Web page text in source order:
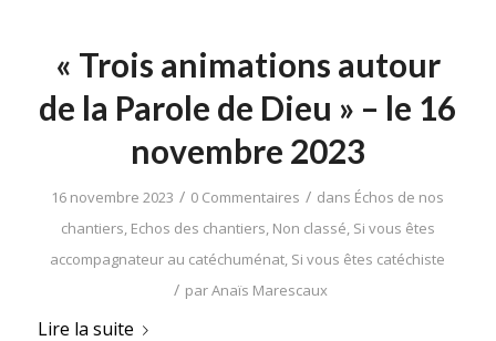
« Trois animations autour
de la Parole de Dieu » – le 16
novembre 2023
16 novembre 2023 / 0 Commentaires / dans Échos de nos
chantiers, Echos des chantiers, Non classé, Si vous êtes
accompagnateur au catéchuménat, Si vous êtes catéchiste
/ parAnaïs Marescaux
Lire la suite